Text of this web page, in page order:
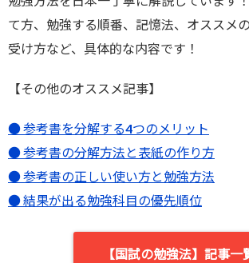
て方、勉強する順番、記憶法、オススメ
受け方など、具体的な内容です！
【その他のオススメ記事】
● 参考書を分解する4つのメリット
● 参考書の分解方法と表紙の作り方
● 参考書の正しい使い方と勉強方法
● 結果が出る勉強科目の優先順位
【国試の勉強法】記事一